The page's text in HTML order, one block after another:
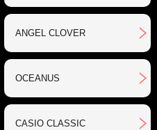
ANGEL CLOVER
OCEANUS
CASIO CLASSIC